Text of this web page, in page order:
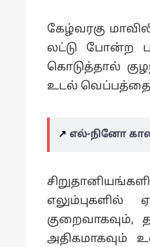
கேழ்வரகு
லட்டு போன்ற
கொடுத்தால்
உடல்
↗️ எல்-நினோ
எலும்புகளில்
குறைவாகவும்,
அதிகமாகவும்